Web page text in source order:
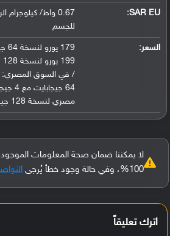
SAR EU:
للجسم
السعر:
مصري لنسخة 128 جيجابايت مع 4 جيجابايت رام
لا يمكننا ضمان صحة المعلومات
100%، وفي حالة وجود خطأ يُرجى
اترك تعليقاً